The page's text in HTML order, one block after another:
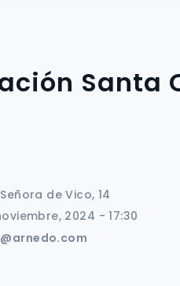
Santa
de Vico, 14
2024 - 17:30